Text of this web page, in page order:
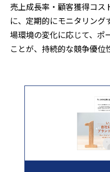
売上成長率・顧客獲得コス
に、定期的にモニタリング
場環境の変化に応じて、ポ
ことが、持続的な競争優位